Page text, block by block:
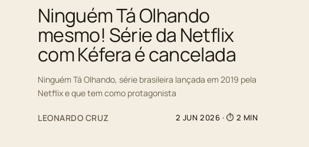
Ninguém Tá Olhando
mesmo! Série da Netflix
com Kéfera é cancelada
Ninguém Tá Olhando, série brasileira lançada em 2019 pela
Netflix e que tem como protagonista
LEONARDO CRUZ 2 JUN 2026 · ⏱ 2 MIN